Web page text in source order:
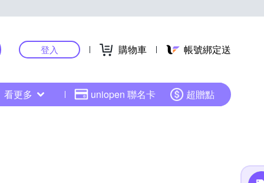
登入 購物車 帳號綁定送
看更多 uniopen 聯名卡 超贈點